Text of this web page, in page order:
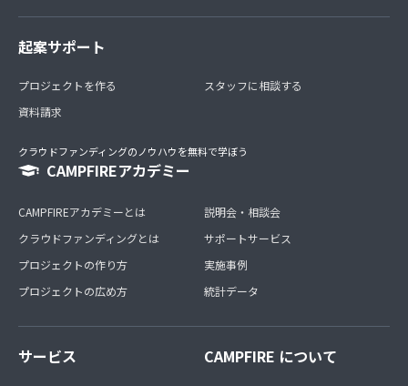
起案サポート
プロジェクトを作る
資料請求
スタッフに相談する
クラウドファンディングのノウハウを無料で学ぼう
CAMPFIREアカデミー
CAMPFIREアカデミーとは
クラウドファンディングとは
プロジェクトの作り方
プロジェクトの広め方
説明会・相談会
サポートサービス
実施事例
統計データ
サービス CAMPFIRE について